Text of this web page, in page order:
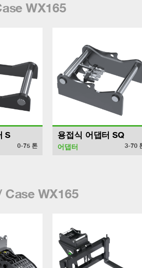
WX165
S
0-75 톤
용접식 어댑터 SQ
어댑터 3-70
Case WX165